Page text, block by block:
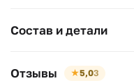
Почему стоит выбрать
–Пятнадцать роз сразу.
Состав и детали
Отзывы ★5,03